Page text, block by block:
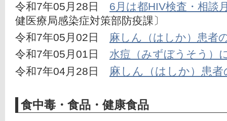
令和7年05月28日 6月は都HIV検査・相談
健医療局感染症対策部防疫課〕
令和7年05月02日 麻しん（はしか）患者
令和7年05月01日 水痘（みずぼうそう）
令和7年04月28日 麻しん（はしか）患者
食中毒・食品・健康食品